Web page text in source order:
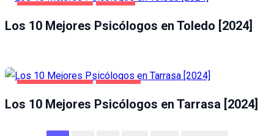
Los 10 Mejores Psicólogos en Toledo [2024]
Los 10 Mejores Psicólogos en Tarrasa [2024]